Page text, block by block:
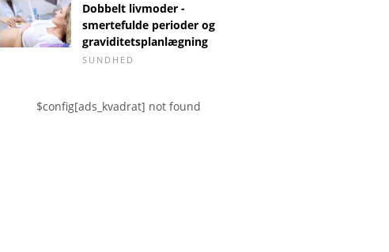
Dobbelt livmoder -
smertefulde perioder og
graviditetsplanlægning
SUNDHED
$config[ads_kvadrat] not found